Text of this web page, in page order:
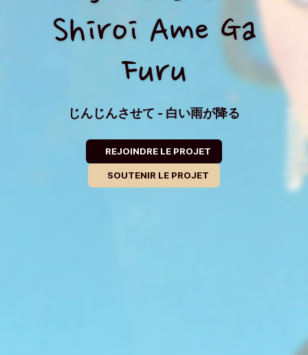
Shiroi Ame Ga
Furu
じんじんさせて - 白い雨が降る
REJOINDRE LE PROJET
SOUTENIR LE PROJET